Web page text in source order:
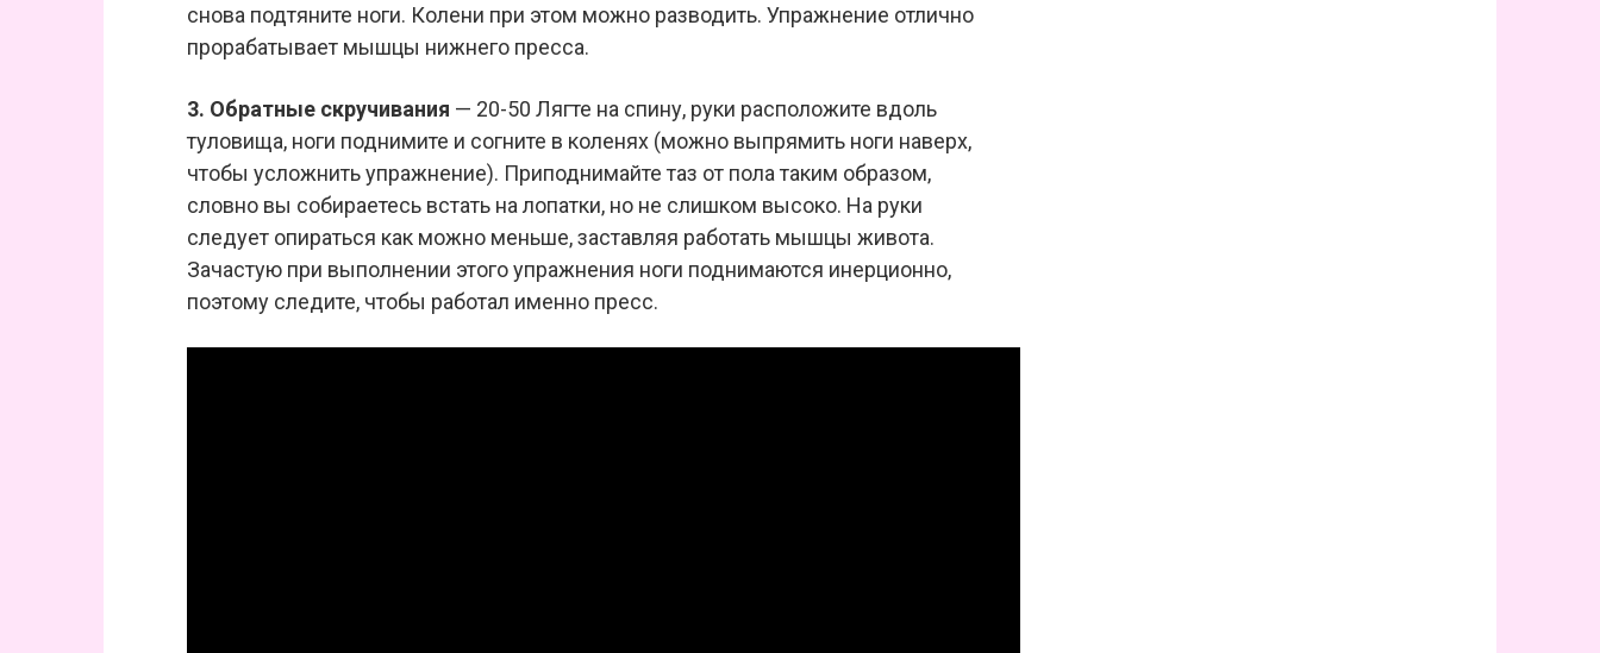
снова подтяните ноги. Колени при этом можно разводить. Упражнение отлично
прорабатывает мышцы нижнего пресса.
3. Обратные скручивания — 20-50 Лягте на спину, руки расположите вдоль
туловища, ноги поднимите и согните в коленях (можно выпрямить ноги наверх,
чтобы усложнить упражнение). Приподнимайте таз от пола таким образом,
словно вы собираетесь встать на лопатки, но не слишком высоко. На руки
следует опираться как можно меньше, заставляя работать мышцы живота.
Зачастую при выполнении этого упражнения ноги поднимаются инерционно,
поэтому следите, чтобы работал именно пресс.